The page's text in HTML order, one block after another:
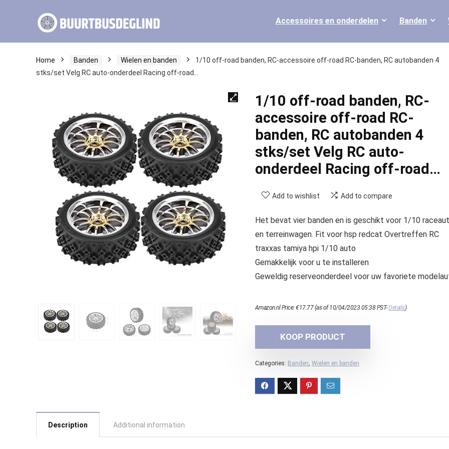
Accessoires en onderdelen Banden
Home Banden Wielen en banden
1/10 off-road banden, RC-accessoire off-road RC-banden, RC autobanden 4
stks/set Velg RC auto-onderdeel Racing off-road…
1/10 off-road banden, RC-
accessoire off-road RC-
banden, RC autobanden 4
stks/set Velg RC auto-
onderdeel Racing off-road…
Add to wishlist Add to compare
Het bevat vier banden en is geschikt voor 1/10
en terreinwagen. Fit voor hsp redcat Overtreffen RC
traxxas tamiya hpi 1/10 auto
Gemakkelijk voor u te installeren
Geweldig reserveonderdeel voor uw favoriete
Amazon.nl Price:€17.77(as of 10/04/2023 05:38 PST-Details)
KOOP PRODUCT
Categories: Banden, Wielen en banden
Description Additional information